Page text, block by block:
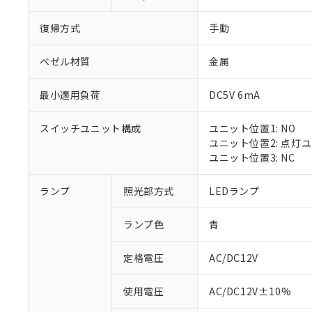
復帰方式 手動
ベゼル材質 金属
最小適用負荷 DC5V 6mA
スイッチユニット構成
ユニット位置1: NO
ユニット位置2: 点灯
ユニット位置3: NC
ランプ 照光部方式 LEDランプ
ランプ色 青
定格電圧 AC/DC12V
使用電圧 AC/DC12V±10%
※1 対応状況